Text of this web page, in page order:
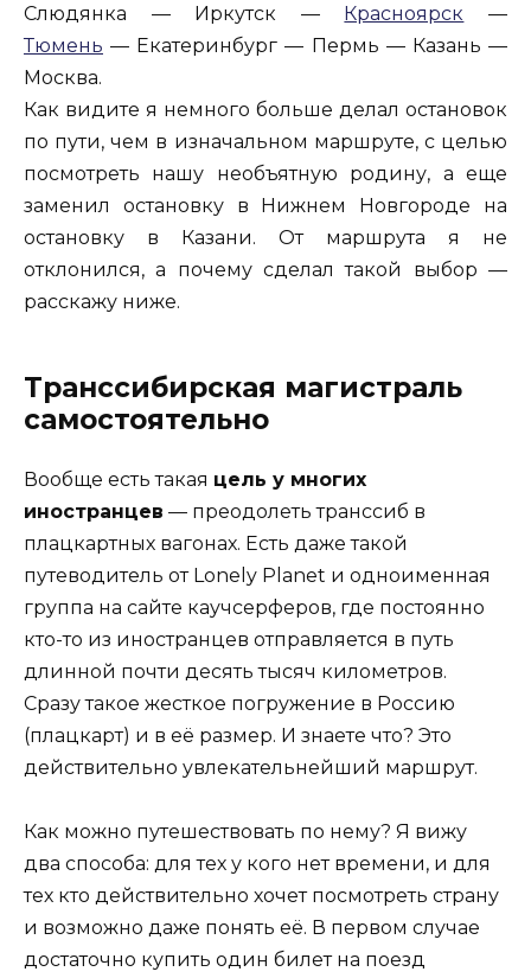
Слюдянка — Иркутск — Красноярск —
Тюмень — Екатеринбург — Пермь — Казань —
Москва.
Как видите я немного больше делал остановок
по пути, чем в изначальном маршруте, с целью
посмотреть нашу необъятную родину, а еще
заменил остановку в Нижнем Новгороде на
остановку в Казани. От маршрута я не
отклонился, а почему сделал такой выбор —
расскажу ниже.
Транссибирская магистраль
самостоятельно
Вообще есть такая цель у многих
иностранцев — преодолеть транссиб в
плацкартных вагонах. Есть даже такой
путеводитель от Lonely Planet и одноименная
группа на сайте каучсерферов, где постоянно
кто-то из иностранцев отправляется в путь
длинной почти десять тысяч километров.
Сразу такое жесткое погружение в Россию
(плацкарт) и в её размер. И знаете что? Это
действительно увлекательнейший маршрут.
Как можно путешествовать по нему? Я вижу
два способа: для тех у кого нет времени, и для
тех кто действительно хочет посмотреть страну
и возможно даже понять её. В первом случае
достаточно купить один билет на поезд